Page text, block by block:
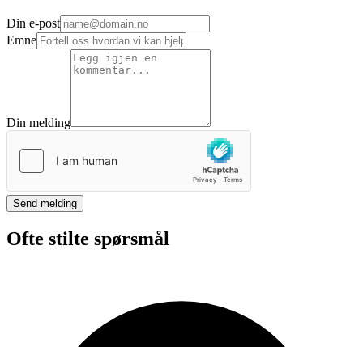
Din e-post
Emne
Din melding
Send melding
Ofte stilte spørsmål